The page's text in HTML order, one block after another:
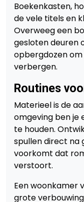
Boekenkasten,
de vele titels en
Overweeg een
gesloten deuren
opbergdozen
verbergen.
Routines
Materieel is de
omgeving ben je
te houden.
spullen direct na
voorkomt dat
verstoort.
Een woonkamer
grote